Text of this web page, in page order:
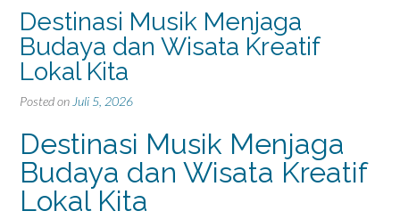
Destinasi Musik Menjaga
Budaya dan Wisata Kreatif
Lokal Kita
Posted on Juli 5, 2026
Destinasi Musik Menjaga
Budaya dan Wisata Kreatif
Lokal Kita